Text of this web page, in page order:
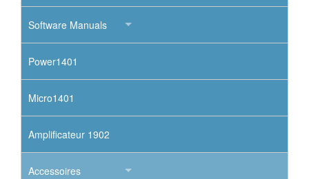
Software Manuals
Power1401
Micro1401
Amplificateur 1902
Accessoires